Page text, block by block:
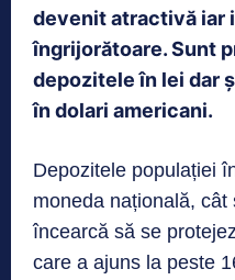
devenit atractivă iar
îngrijorătoare. Sunt
depozitele în lei dar
în dolari americani.
Depozitele populației
moneda națională,
încearcă să se
care a ajuns la peste